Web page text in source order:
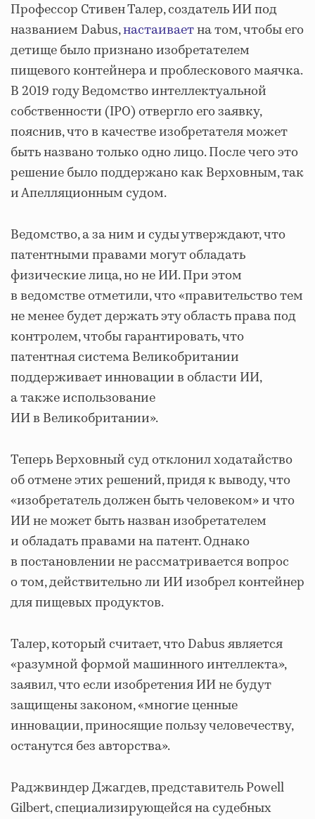
Профессор Стивен Талер, создатель ИИ под
названием Dabus,настаиваетна том, чтобы его
детище было признано изобретателем
пищевого контейнера и проблескового маячка.
В 2019 году Ведомство интеллектуальной
собственности (IPO) отвергло его заявку,
пояснив, что в качестве изобретателя может
быть названо только одно лицо. После чего это
решение было поддержано как Верховным, так
и Апелляционным судом.
Ведомство, а за ним и суды утверждают, что
патентными правами могут обладать
физические лица, но не ИИ. При этом
в ведомстве отметили, что «правительство тем
не менее будет держать эту область права под
контролем, чтобы гарантировать, что
патентная система Великобритании
поддерживает инновации в области ИИ,
а также использование
ИИ в Великобритании».
Теперь Верховный суд отклонил ходатайство
об отмене этих решений, придя к выводу, что
«изобретатель должен быть человеком» и что
ИИ не может быть назван изобретателем
и обладать правами на патент. Однако
в постановлении не рассматривается вопрос
о том, действительно ли ИИ изобрел контейнер
для пищевых продуктов.
Талер, который считает, что Dabus является
«разумной формой машинного интеллекта»,
заявил, что если изобретения ИИ не будут
защищены законом, «многие ценные
инновации, приносящие пользу человечеству,
останутся без авторства».
Раджвиндер Джагдев, представитель Powell
Gilbert, специализирующейся на судебных